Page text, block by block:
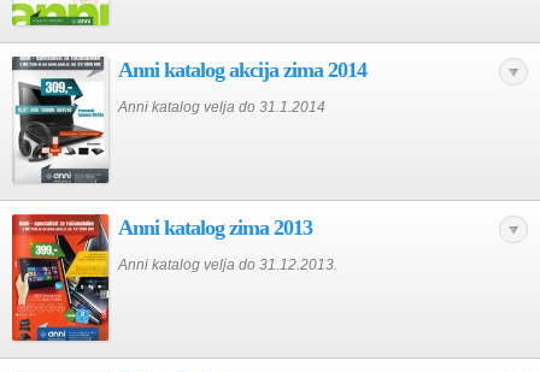
Anni katalog akcija zima 2014
Anni katalog velja do 31.1.2014
Anni katalog zima 2013
Anni katalog velja do 31.12.2013.